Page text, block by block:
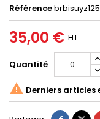
Référence
35,00 € HT
Quantité
 Derniers articles